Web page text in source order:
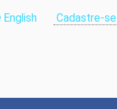
English Cadastre-se